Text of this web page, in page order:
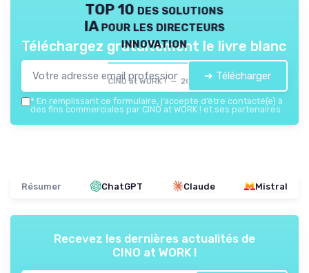
TOP 10 des solutions
IA pour les directeurs
innovation
CINO at WORK ! — 2026
Téléchargez gratuitement le livre blanc
➔ Télécharger
* En remplissant ce formulaire, j’accepte d’être contacté(e) à
des fins commerciales par CINO at WORK ! et ses partenaires.
Résumer ChatGPT Claude Mistral
Recevez les dernières actualités de
CINO at WORK !